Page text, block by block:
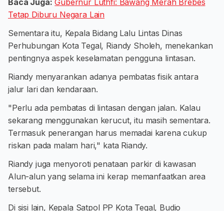
Baca Juga: Gubernur Luthfi: Bawang Merah Brebes
Tetap Diburu Negara Lain
Sementara itu, Kepala Bidang Lalu Lintas Dinas
Perhubungan Kota Tegal, Riandy Sholeh, menekankan
pentingnya aspek keselamatan pengguna lintasan.
Riandy menyarankan adanya pembatas fisik antara
jalur lari dan kendaraan.
"Perlu ada pembatas di lintasan dengan jalan. Kalau
sekarang menggunakan kerucut, itu masih sementara.
Termasuk penerangan harus memadai karena cukup
riskan pada malam hari," kata Riandy.
Riandy juga menyoroti penataan parkir di kawasan
Alun-alun yang selama ini kerap memanfaatkan area
tersebut.
Di sisi lain, Kepala Satpol PP Kota Tegal, Budio